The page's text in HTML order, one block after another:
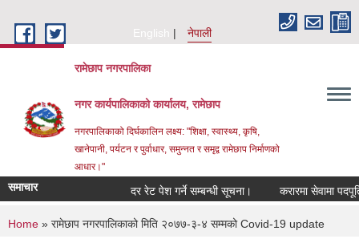
English
नेपाली
रामेछाप नगरपालिका
नगर कार्यपालिकाको कार्यालय, रामेछाप
नगरपालिकाको दिर्घकालिन लक्ष्य: "शिक्षा, स्वास्थ्य, कृषि,
खानेपानी, पर्यटन र पुर्वाधार, समुन्नत र समृद्व रामेछाप निर्माणको
आधार।"
समाचार दर रेट पेश गर्ने सम्बन्धी सूचना। करारमा सेवामा पदपूर्ति
You are here
Home » रामेछाप नगरपालिकाको मिति २०७७-३-४ सम्मको Covid-19 update